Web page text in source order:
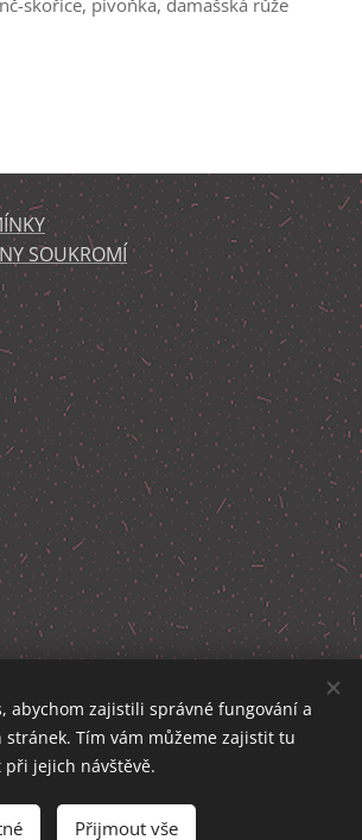
SOUKROMÍ
WEBNODE.CZ za podporu!
abychom zajistili správné fungování a
stránek. Tím vám můžeme zajistit tu
jejich návštěvě.
Přijmout vše